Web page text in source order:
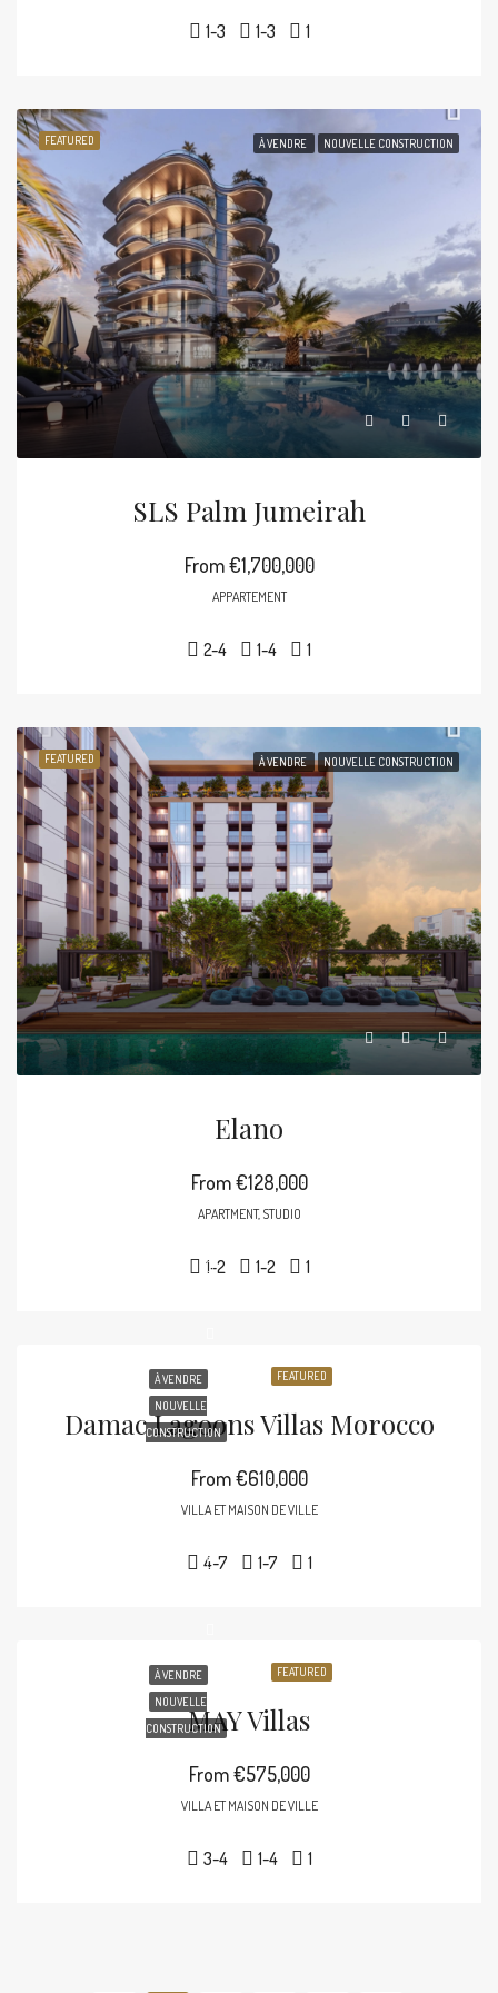
1-3 1-3 1
FEATURED À VENDRE NOUVELLE CONSTRUCTION
SLS Palm Jumeirah
From€1,700,000
APPARTEMENT
2-4 1-4 1
FEATURED À VENDRE NOUVELLE CONSTRUCTION
Elano
From€128,000
APARTMENT, STUDIO
1-2 1-2 1
FEATURED
À VENDRE
NOUVELLE
CONSTRUCTION
Damac Lagoons Villas Morocco
From€610,000
VILLA ET MAISON DE VILLE
4-7 1-7 1
FEATURED
À VENDRE
NOUVELLE
CONSTRUCTIONMAY Villas
From€575,000
VILLA ET MAISON DE VILLE
3-4 1-4 1